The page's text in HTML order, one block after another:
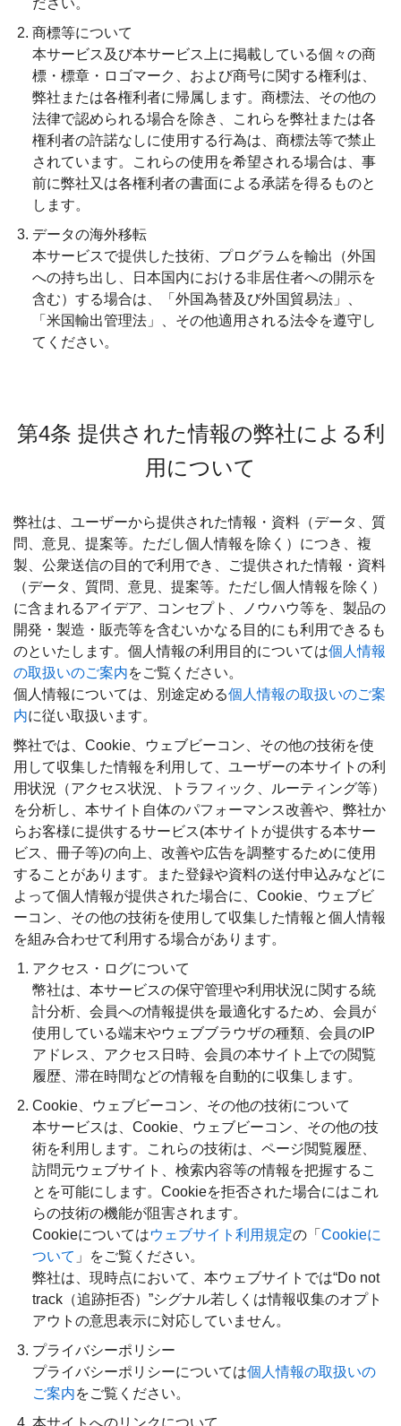
ださい。
商標等について
本サービス及び本サービス上に掲載している個々の商
標・標章・ロゴマーク、および商号に関する権利は、
弊社または各権利者に帰属します。商標法、その他の
法律で認められる場合を除き、これらを弊社または各
権利者の許諾なしに使用する行為は、商標法等で禁止
されています。これらの使用を希望される場合は、事
前に弊社又は各権利者の書面による承諾を得るものと
します。
データの海外移転
本サービスで提供した技術、プログラムを輸出（外国
への持ち出し、日本国内における非居住者への開示を
含む）する場合は、「外国為替及び外国貿易法」、
「米国輸出管理法」、その他適用される法令を遵守し
てください。
第4条 提供された情報の弊社による利
用について
弊社は、ユーザーから提供された情報・資料（データ、質
問、意見、提案等。ただし個人情報を除く）につき、複
製、公衆送信の目的で利用でき、ご提供された情報・資料
（データ、質問、意見、提案等。ただし個人情報を除く）
に含まれるアイデア、コンセプト、ノウハウ等を、製品の
開発・製造・販売等を含むいかなる目的にも利用できるも
のといたします。個人情報の利用目的については個人情報
の取扱いのご案内をご覧ください。
個人情報については、別途定める個人情報の取扱いのご案
内に従い取扱います。
弊社では、Cookie、ウェブビーコン、その他の技術を使
用して収集した情報を利用して、ユーザーの本サイトの利
用状況（アクセス状況、トラフィック、ルーティング等）
を分析し、本サイト自体のパフォーマンス改善や、弊社か
らお客様に提供するサービス(本サイトが提供する本サー
ビス、冊子等)の向上、改善や広告を調整するために使用
することがあります。また登録や資料の送付申込みなどに
よって個人情報が提供された場合に、Cookie、ウェブビ
ーコン、その他の技術を使用して収集した情報と個人情報
を組み合わせて利用する場合があります。
アクセス・ログについて
幣社は、本サービスの保守管理や利用状況に関する統
計分析、会員への情報提供を最適化するため、会員が
使用している端末やウェブブラウザの種類、会員のIP
アドレス、アクセス日時、会員の本サイト上での閲覧
履歴、滞在時間などの情報を自動的に収集します。
Cookie、ウェブビーコン、その他の技術について
本サービスは、Cookie、ウェブビーコン、その他の技
術を利用します。これらの技術は、ページ閲覧履歴、
訪問元ウェブサイト、検索内容等の情報を把握するこ
とを可能にします。Cookieを拒否された場合にはこれ
らの技術の機能が阻害されます。
Cookieについてはウェブサイト利用規定の「 Cookieに
ついて 」をご覧ください。
弊社は、現時点において、本ウェブサイトでは“Do not
track（追跡拒否）”シグナル若しくは情報収集のオプト
アウトの意思表示に対応していません。
プライバシーポリシー
プライバシーポリシーについては個人情報の取扱いの
ご案内をご覧ください。
本サイトへのリンクについて